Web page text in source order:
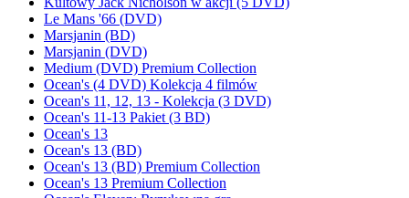
Le Mans '66 (DVD)
Marsjanin (BD)
Marsjanin (DVD)
Medium (DVD) Premium Collection
Ocean's (4 DVD) Kolekcja 4 filmów
Ocean's 11, 12, 13 - Kolekcja (3 DVD)
Ocean's 11-13 Pakiet (3 BD)
Ocean's 13
Ocean's 13 (BD)
Ocean's 13 (BD) Premium Collection
Ocean's 13 Premium Collection